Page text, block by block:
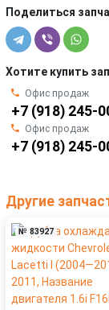
Поделиться
Хотите купить
Офис продаж
+7 (918) 245-
Офис продаж
+7 (918) 245-
Другие
№ 83927